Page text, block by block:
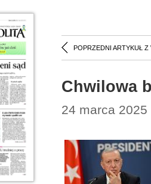
POPRZEDNI ARTYKUŁ Z
Chwilowa
24 marca 2025